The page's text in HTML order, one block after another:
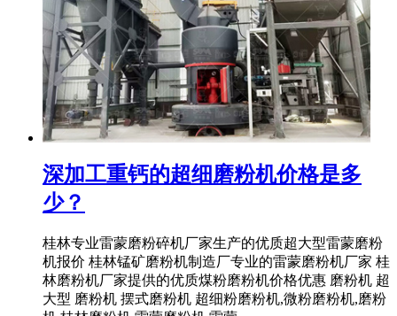
深加工重钙的超细磨粉机价格是多
少？
桂林专业雷蒙磨粉碎机厂家生产的优质超大型雷蒙磨粉
机报价 桂林锰矿磨粉机制造厂专业的雷蒙磨粉机厂家 桂
林磨粉机厂家提供的优质煤粉磨粉机价格优惠 磨粉机 超
大型 磨粉机 摆式磨粉机 超细粉磨粉机,微粉磨粉机,磨粉